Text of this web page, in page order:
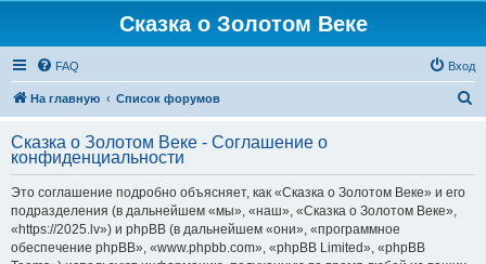
Сказка о Золотом Веке
FAQ Вход
На главную Список форумов
с
Сказка о Золотом Веке - Соглашение о
конфиденциальности
Это соглашение подробно объясняет, как «Сказка о Золотом Веке» и его
подразделения (в дальнейшем «мы», «наш», «Сказка о Золотом Веке»,
«https://2025.lv») и phpBB (в дальнейшем «они», «программное
обеспечение phpBB», «www.phpbb.com», «phpBB Limited», «phpBB